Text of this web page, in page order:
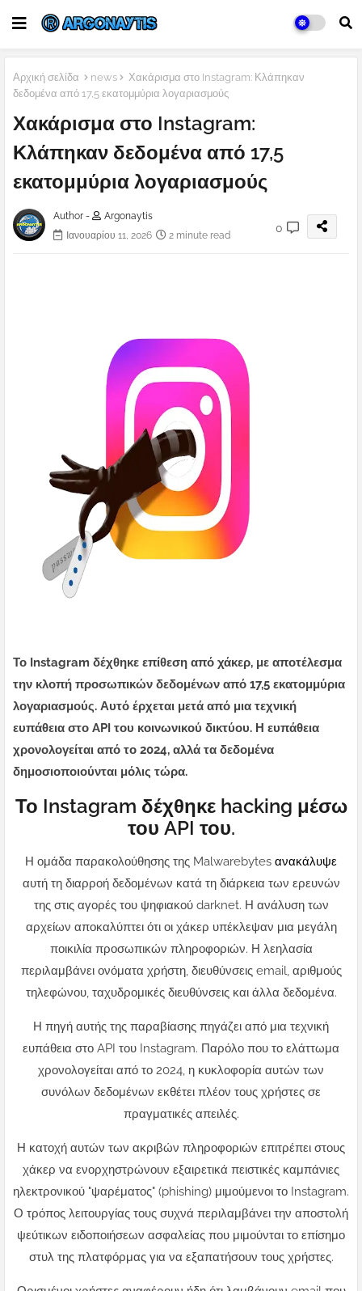
Αρχική σελίδα news
Χακάρισμα στο Instagram: Κλάπηκαν
δεδομένα από 17,5 εκατομμύρια λογαριασμούς
Χακάρισμα στο Instagram:
Κλάπηκαν δεδομένα από 17,5
εκατομμύρια λογαριασμούς
Author -
Argonaytis
Ιανουαρίου 11, 2026
2 minute read
0
Το Instagram δέχθηκε επίθεση από χάκερ, με αποτέλεσμα
την κλοπή προσωπικών δεδομένων από 17,5 εκατομμύρια
λογαριασμούς. Αυτό έρχεται μετά από μια τεχνική
ευπάθεια στο API του κοινωνικού δικτύου. Η ευπάθεια
χρονολογείται από το 2024, αλλά τα δεδομένα
δημοσιοποιούνται μόλις τώρα.
Το Instagram δέχθηκε hacking μέσω
του API του.
Η ομάδα παρακολούθησης της Malwarebytes ανακάλυψε
αυτή τη διαρροή δεδομένων κατά τη διάρκεια των ερευνών
της στις αγορές του ψηφιακού darknet. Η ανάλυση των
αρχείων αποκαλύπτει ότι οι χάκερ υπέκλεψαν μια μεγάλη
ποικιλία προσωπικών πληροφοριών. Η λεηλασία
περιλαμβάνει ονόματα χρήστη, διευθύνσεις email, αριθμούς
τηλεφώνου, ταχυδρομικές διευθύνσεις και άλλα δεδομένα.
Η πηγή αυτής της παραβίασης πηγάζει από μια τεχνική
ευπάθεια στο API του Instagram. Παρόλο που το ελάττωμα
χρονολογείται από το 2024, η κυκλοφορία αυτών των
συνόλων δεδομένων εκθέτει πλέον τους χρήστες σε
πραγματικές απειλές.
Η κατοχή αυτών των ακριβών πληροφοριών επιτρέπει στους
χάκερ να ενορχηστρώνουν εξαιρετικά πειστικές καμπάνιες
ηλεκτρονικού "ψαρέματος" (phishing) μιμούμενοι το Instagram.
Ο τρόπος λειτουργίας τους συχνά περιλαμβάνει την αποστολή
ψεύτικων ειδοποιήσεων ασφαλείας που μιμούνται το επίσημο
στυλ της πλατφόρμας για να εξαπατήσουν τους χρήστες.